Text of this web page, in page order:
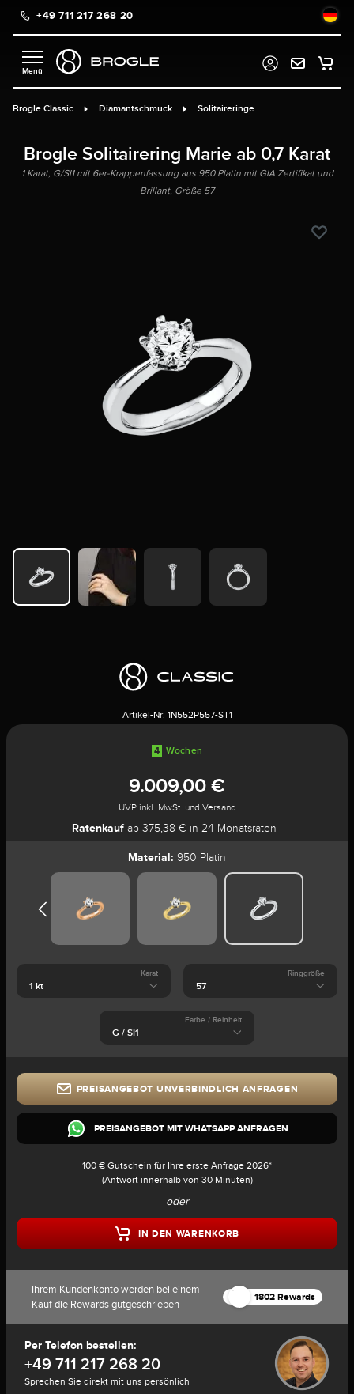
springen
+49 711 217 268 20
Brogle Classic Diamantschmuck Solitaireringe
Brogle Solitairering Marie ab 0,7 Karat
1 Karat, G/SI1 mit 6er-Krappenfassung aus 950 Platin mit GIA Zertifikat und
Brillant, Größe 57
Artikel-Nr: 1N552P557-ST1
4 Wochen
9.009,00 €
UVP inkl. MwSt. und Versand
Ratenkaufab 375,38 € in 24 Monatsraten
Material: 950 Platin
Karat Ringgröße
Farbe / Reinheit
PREISANGEBOT UNVERBINDLICH ANFRAGEN
PREISANGEBOT MIT WHATSAPP ANFRAGEN
100 € Gutschein für Ihre erste Anfrage 2026*
(Antwort innerhalb von 30 Minuten)
oder
IN DEN WARENKORB
Ihrem Kundenkonto werden bei einem
Kauf die Rewards gutgeschrieben
1802 Rewards
Per Telefon bestellen:
+49 711 217 268 20
Sprechen Sie direkt mit uns persönlich